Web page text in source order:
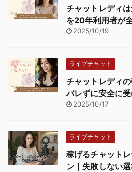
チャットレディ
を20年利用者が
2025/10/19
ライブチャット
チャットレディ
バレずに安全に
2025/10/17
ライブチャット
稼げるチャット
ン｜失敗しない